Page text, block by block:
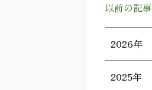
以前の記事
2026年
2025年